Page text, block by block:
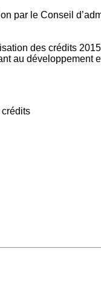
par le Conseil
des crédits
au développement